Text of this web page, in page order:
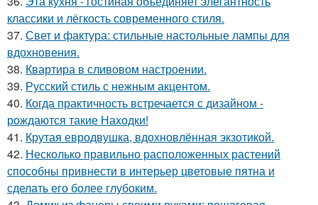
классики и лёгкость современного стиля.
37. Свет и фактура: стильные настольные лампы для
вдохновения.
38. Квартира в сливовом настроении.
39. Русский стиль с нежным акцентом.
40. Когда практичность встречается с дизайном -
рождаются такие Находки!
41. Крутая евродвушка, вдохновлённая экзотикой.
42. Несколько правильно расположенных растений
способны привнести в интерьер цветовые пятна и
сделать его более глубоким.